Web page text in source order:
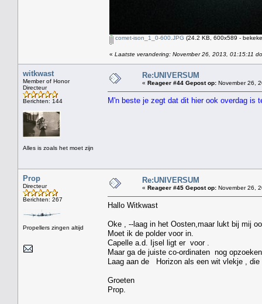
comet-ison_1_0-600.JPG (24.2 KB, 600x589 -
« Laatste verandering: November 26, 2013, 01:15:11
witkwast
Member of Honor
Directeur
Berichten: 144
Alles is zoals het moet zijn
Re:UNIVERSUM
« Reageer #44 Gepost op: November 26,
M'n beste je zegt dat dit hier ook overdag is
Prop
Directeur
Berichten: 267
Propellers zingen altijd
Re:UNIVERSUM
« Reageer #45 Gepost op: November 26,
Hallo Witkwast
Oke , --laag in het Oosten,maar lukt bij mij
Moet ik de polder voor in.
Capelle a.d. Ijsel ligt er voor .
Maar ga de juiste co-ordinaten nog
Laag aan de Horizon als een wit vlekje , die
Groeten
Prop.